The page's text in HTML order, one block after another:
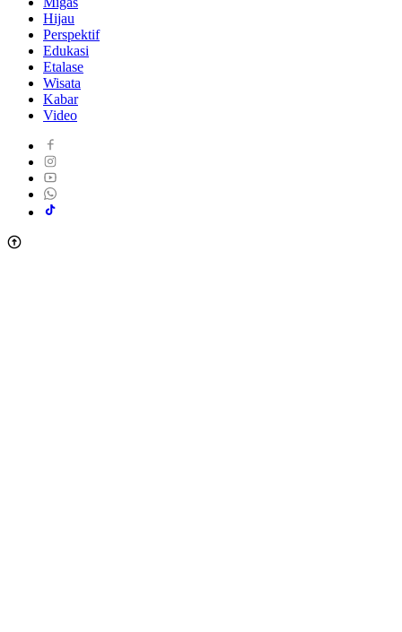
Hijau
Perspektif
Edukasi
Etalase
Wisata
Kabar
Video